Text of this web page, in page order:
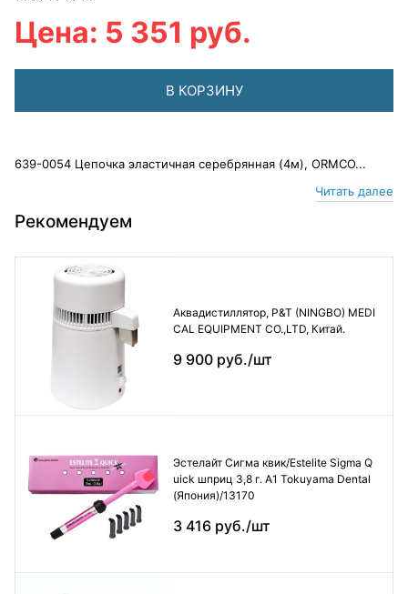
Цена: 5 351 руб.
В КОРЗИНУ
639-0054 Цепочка эластичная серебрянная (4м), ORMCO...
Читать далее
Рекомендуем
Аквадистиллятор, P&T (NINGBO) MEDI
CAL EQUIPMENT CO.,LTD, Китай.
9 900 руб./шт
Эстелайт Сигма квик/Estelite Sigma Q
uick шприц 3,8 г. А1 Tokuyama Dental
(Япония)/13170
3 416 руб./шт